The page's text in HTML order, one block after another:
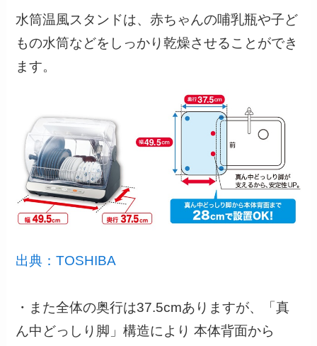
水筒温風スタンドは、赤ちゃんの哺乳瓶や子ど
もの水筒などをしっかり乾燥させることができ
ます。
出典：TOSHIBA
・また全体の奥行は37.5cmありますが、「真
ん中どっしり脚」構造により 本体背面から